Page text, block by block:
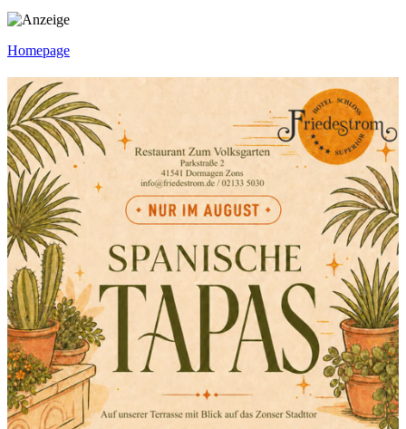
Homepage